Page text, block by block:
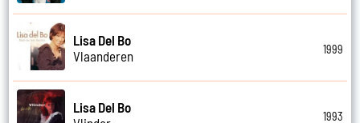
Lisa Del Bo
Vlaanderen
1999
Lisa Del Bo
1993